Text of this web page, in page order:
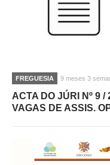
FREGUESIA 9 meses 3
ACTA DO JÚRI Nº 9
VAGAS DE ASSIS.